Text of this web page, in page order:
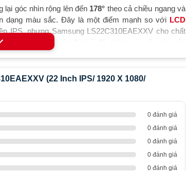
lại góc nhìn rộng lên đến 178° theo cả chiều ngang và
dạng màu sắc. Đây là một điểm mạnh so với LCD
IPS, nhưng Samsung LS22C310EAEXXV cho chất
cho công việc đòi hỏi độ chính xác về màu sắc
mang đến hình ảnh rõ ràng và chi tiết, từ đó
mượt mà. So vớiP2725H(27 inch) vàLCD Dell
thước 22 inch, nhưng với độ sáng lên đến 250cd/㎡
giúp bạn làm việc hiệu quả hơn trong mọi môi trường
(22 Inch IPS/ 1920 X 1080/
0 đánh giá
0 đánh giá
0 đánh giá
0 đánh giá
0 đánh giá